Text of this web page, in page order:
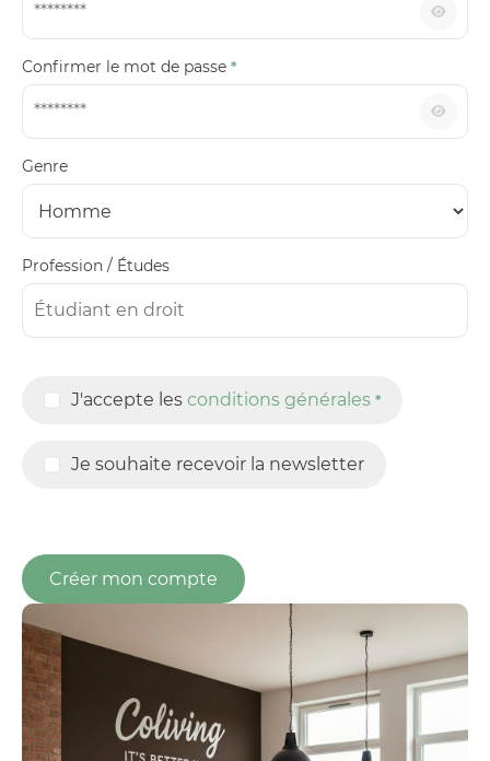
Confirmer le mot de passe *
Genre
Profession / Études
J'accepte les conditions générales *
Je souhaite recevoir la newsletter
Créer mon compte